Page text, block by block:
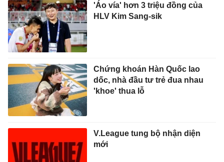
'Áo vía' hơn 3 triệu đồng của
HLV Kim Sang-sik
Chứng khoán Hàn Quốc lao
dốc, nhà đầu tư trẻ đua nhau
'khoe' thua lỗ
V.League tung bộ nhận diện
mới